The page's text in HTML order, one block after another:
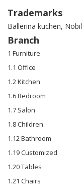
Trademarks
Ballerina kuchen,
Branch
1 Furniture
1.1 Office
1.2 Kitchen
1.6 Bedroom
1.7 Salon
1.8 Children
1.12 Bathroom
1.19 Customized
1.20 Tables
1.21 Chairs